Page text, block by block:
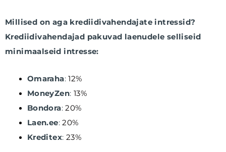
Millised on aga krediidivahendajate intressid?
Krediidivahendajad pakuvad laenudele selliseid
minimaalseid intresse:
Omaraha:12%
MoneyZen: 13%
Bondora:20%
Laen.ee:20%
Kreditex: 23%